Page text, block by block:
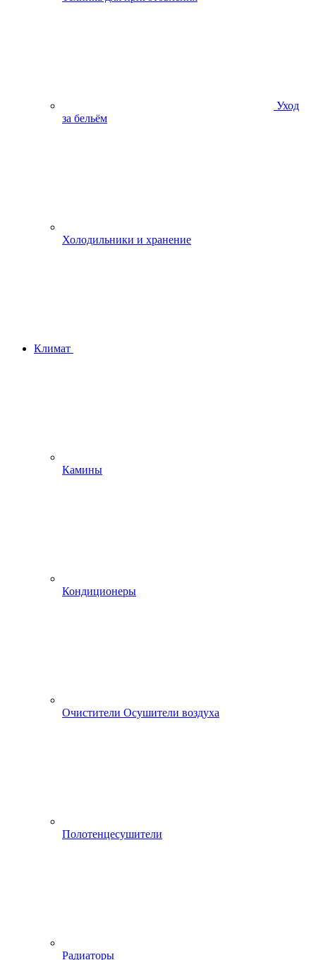
Уход
за бельём
Холодильники и хранение
Климат
Камины
Кондиционеры
Очистители Осушители воздуха
Полотенцесушители
Радиаторы